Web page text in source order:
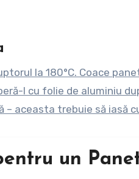
la 180°C. Coace
l cu folie de aluminiu
– aceasta trebuie să iasă
un